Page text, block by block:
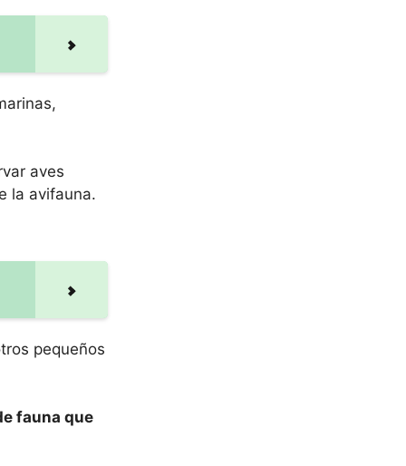
aves
la avifauna.
pequeños
fauna que